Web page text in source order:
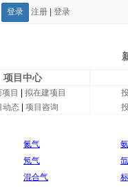
注册 登录
项目中心
目
拟在建项目
动态
项目咨询
氮气
氖气
混合气